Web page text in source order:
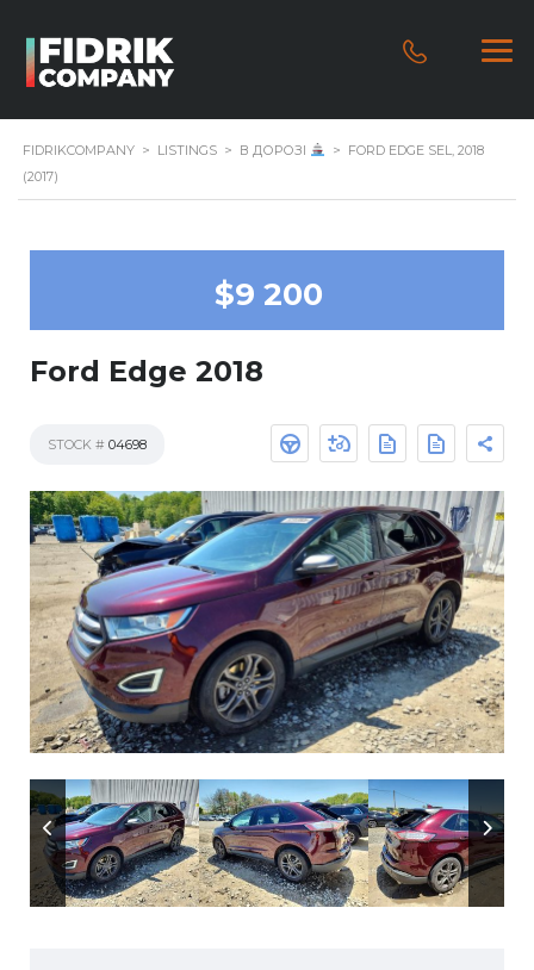
FIDRIKCOMPANY > LISTINGS > В ДОРОЗІ > FORD EDGE SEL, 2018
(2017)
$9 200
Ford Edge 2018
STOCK # 04698